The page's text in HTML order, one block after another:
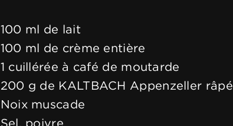
100 ml de lait
100 ml de crème entière
1 cuillérée à café de moutarde
200 g de KALTBACH Appenzeller râpé
Noix muscade
Sel, poivre